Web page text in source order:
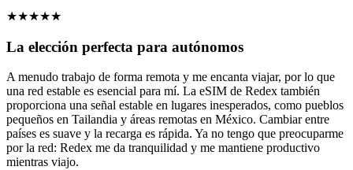
★★★★★
La elección perfecta para autónomos
A menudo trabajo de forma remota y me encanta viajar, por lo que
una red estable es esencial para mí. La eSIM de Redex también
proporciona una señal estable en lugares inesperados, como pueblos
pequeños en Tailandia y áreas remotas en México. Cambiar entre
países es suave y la recarga es rápida. Ya no tengo que preocuparme
por la red: Redex me da tranquilidad y me mantiene productivo
mientras viajo.